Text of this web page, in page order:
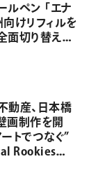
ルペン 「エナ
向けリフィルを
面切り替え
量約40％削減
動産、日本橋
画制作を開
トでつなぐ”
Rookies